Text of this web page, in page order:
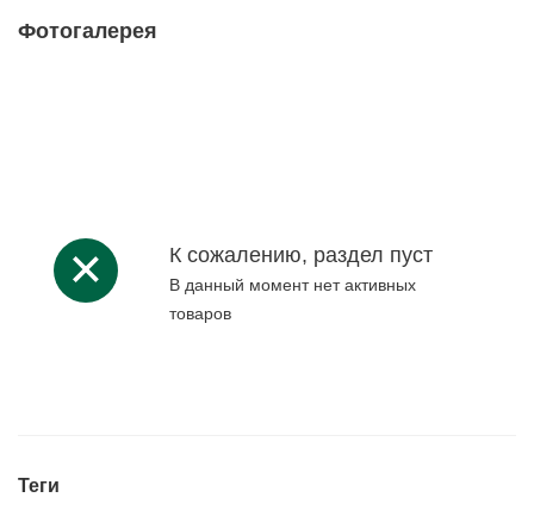
Фотогалерея
К сожалению, раздел пуст
В данный момент нет активных
товаров
Теги